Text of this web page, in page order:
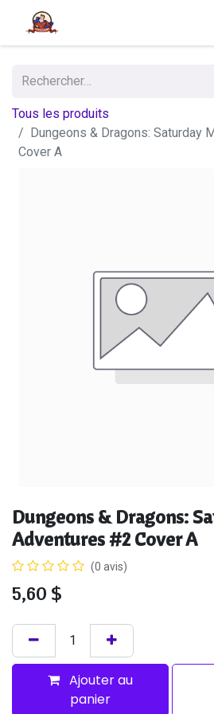
Tous les produits
Dungeons & Dragons: Saturday
Cover A
Dungeons & Dragons:
Adventures #2 Cover A
(0 avis)
5,60 $
Ajouter au
panier